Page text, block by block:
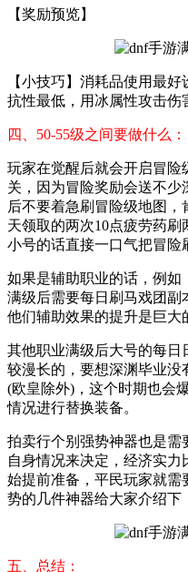
【奖励预览】
【小技巧】消耗品使用最
抗性最低，用冰属性攻击伤
四、50-55级之间要做什么：
玩家在觉醒后就会开启冒险
关，因为冒险奖励会送不
后不要着急刷冒险级地图
天领取的两次10点疲劳药刷
小号的话直接一口气把冒险
如果是辅助职业的话，例如
满级后需要每日刷马戏团
他们辅助效果的提升是巨大
其他职业满级后大号的每日
较漫长的，要想深渊毕业没
(欧皇除外)，这个时期也会
情况进行替换装备。
拍卖行个别强势神器也是需
自身情况来决定，经济实
始提前准备，平民玩家就需
势的几件神器给大家介绍下
五、总结：